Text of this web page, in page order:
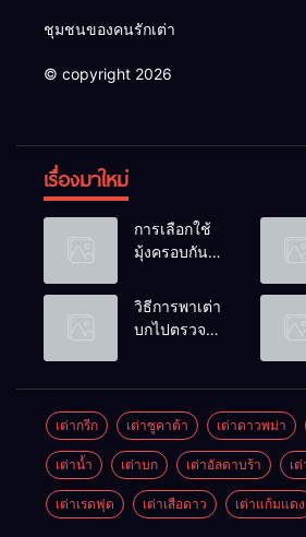
ชุมชนของคนรักเต่า
© copyright 2026
เรื่องมาใหม่
การเลือกใช้
มุ้งครอบกัน
วางไข่ในคอก
เต่า
วิธีการพาเต่า
บกไปตรวจ
เต่ากรีก เต่าซูคาต้า เต่าดาวพม่า
เต่าน้ำ เต่าบก เต่าอัลดาบร้า เ
เต่าเรดฟุต เต่าเสือดาว เต่าแก้มแดง